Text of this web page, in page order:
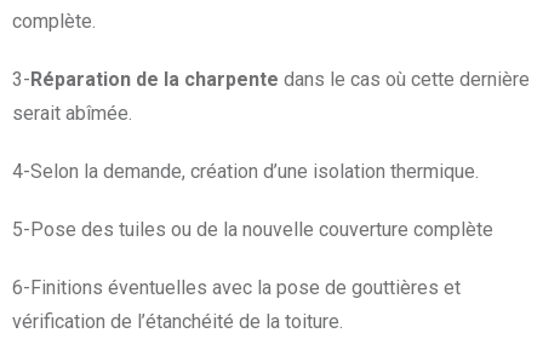
complète.
3-Réparation de la charpente dans le cas où cette dernière
serait abîmée.
4-Selon la demande, création d’une isolation thermique.
5-Pose des tuiles ou de la nouvelle couverture complète
6-Finitions éventuelles avec la pose de gouttières et
vérification de l’étanchéité de la toiture.